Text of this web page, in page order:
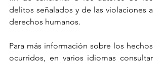
delitos señalados y de las violaciones a
derechos humanos.
Para más información sobre los hechos
ocurridos, en varios idiomas consultar